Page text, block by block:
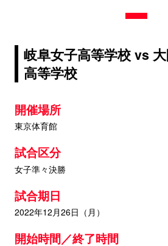
岐阜女子高等学校 vs
高等学校
開催場所
東京体育館
試合区分
女子準々決勝
試合期日
2022年12月26日（月）
開始時間／終了時間